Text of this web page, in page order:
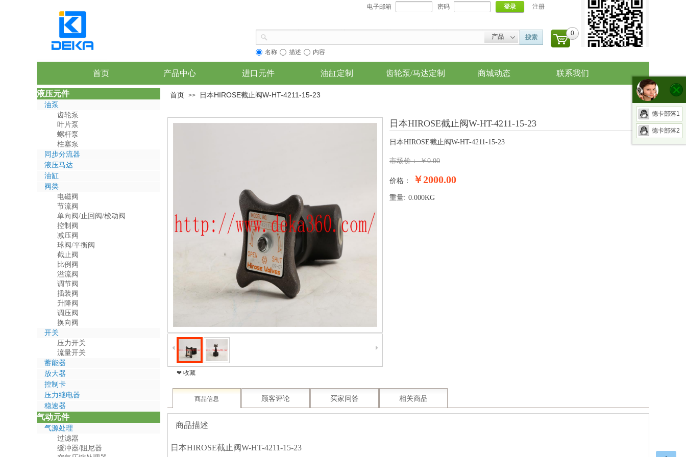
电子邮箱 密码 登录 注册
0
产品 搜索
名称 描述 内容
首页 产品中心 进口元件 油缸定制 齿轮泵/马达定制 商城动态 联系我们
液压元件
油泵
齿轮泵
叶片泵
螺杆泵
柱塞泵
同步分流器
液压马达
油缸
阀类
电磁阀
节流阀
单向阀/止回阀/梭动阀
控制阀
减压阀
球阀/平衡阀
截止阀
比例阀
溢流阀
调节阀
插装阀
升降阀
调压阀
换向阀
开关
压力开关
流量开关
蓄能器
放大器
控制卡
压力继电器
稳速器
气动元件
气源处理
过滤器
缓冲器/阻尼器
首页 >> 日本HIROSE截止阀W-HT-4211-15-23
❤ 收藏
日本HIROSE截止阀W-HT-4211-15-23
日本HIROSE截止阀W-HT-4211-15-23
市场价： ￥0.00
价格： ￥2000.00
重量: 0.000KG
商品信息 顾客评论 买家问答 相关商品
商品描述
日本HIROSE截止阀W-HT-4211-15-23
德卡部落1
德卡部落2